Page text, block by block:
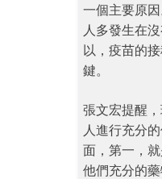
一個主要原
人多發生在
以，疫苗的
鍵。
張文宏提醒
人進行充分
面，第一，
他們充分的